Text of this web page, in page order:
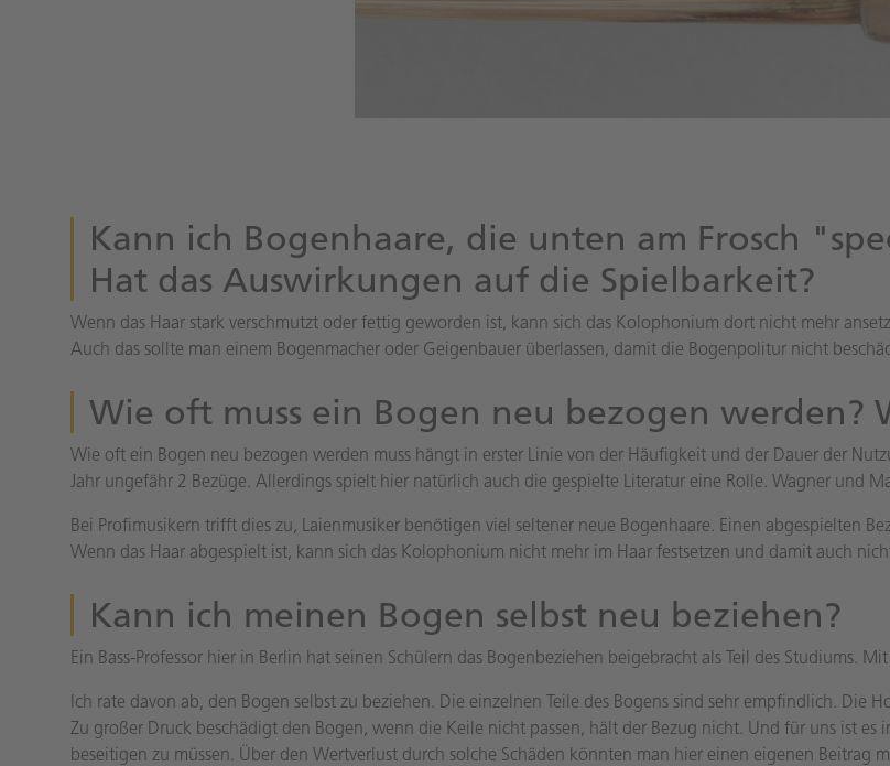
Kann ich Bogenhaare, die unten am Frosch
Hat das Auswirkungen auf die Spielbarkeit?
Wenn das Haar stark verschmutzt oder fettig geworden ist, kann sich das Kolophonium dort nicht mehr
Auch das sollte man einem Bogenmacher oder Geigenbauer überlassen, damit die Bogenpolitur nicht
Wie oft muss ein Bogen neu bezogen werden?
Wie oft ein Bogen neu bezogen werden muss hängt in erster Linie von der Häufigkeit und der Dauer der
Jahr ungefähr 2 Bezüge. Allerdings spielt hier natürlich auch die gespielte Literatur eine Rolle. Wagner und
Bei Profimusikern trifft dies zu, Laienmusiker benötigen viel seltener neue Bogenhaare. Einen abgespielten
Wenn das Haar abgespielt ist, kann sich das Kolophonium nicht mehr im Haar festsetzen und damit auch
Kann ich meinen Bogen selbst neu beziehen?
Ein Bass-Professor hier in Berlin hat seinen Schülern das Bogenbeziehen beigebracht als Teil des Studiums.
Ich rate davon ab, den Bogen selbst zu beziehen. Die einzelnen Teile des Bogens sind sehr empfindlich. Die
Zu großer Druck beschädigt den Bogen, wenn die Keile nicht passen, hält der Bezug nicht. Und für uns ist es
beseitigen zu müssen. Über den Wertverlust durch solche Schäden könnten man hier einen eigenen Beitrag